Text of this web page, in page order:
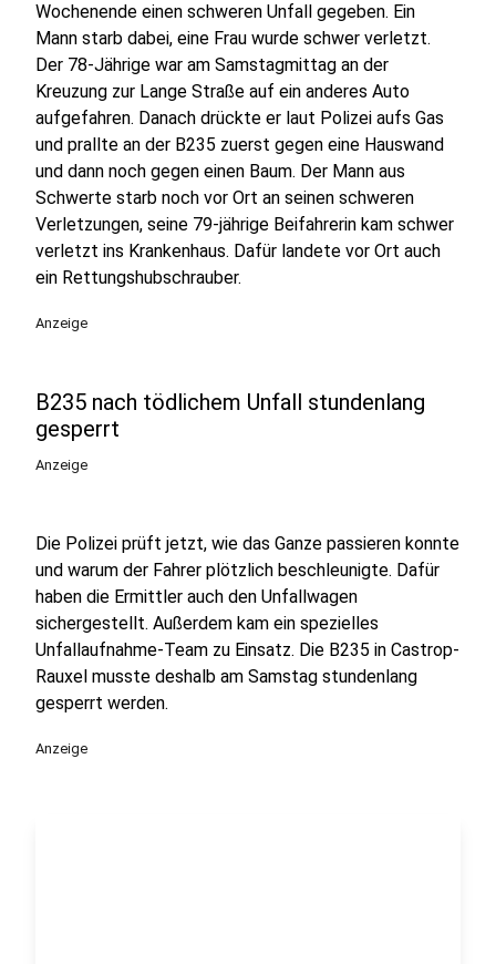
Wochenende einen schweren Unfall gegeben. Ein
Mann starb dabei, eine Frau wurde schwer verletzt.
Der 78-Jährige war am Samstagmittag an der
Kreuzung zur Lange Straße auf ein anderes Auto
aufgefahren. Danach drückte er laut Polizei aufs Gas
und prallte an der B235 zuerst gegen eine Hauswand
und dann noch gegen einen Baum. Der Mann aus
Schwerte starb noch vor Ort an seinen schweren
Verletzungen, seine 79-jährige Beifahrerin kam schwer
verletzt ins Krankenhaus. Dafür landete vor Ort auch
ein Rettungshubschrauber.
Anzeige
B235 nach tödlichem Unfall stundenlang
gesperrt
Anzeige
Die Polizei prüft jetzt, wie das Ganze passieren konnte
und warum der Fahrer plötzlich beschleunigte. Dafür
haben die Ermittler auch den Unfallwagen
sichergestellt. Außerdem kam ein spezielles
Unfallaufnahme-Team zu Einsatz. Die B235 in Castrop-
Rauxel musste deshalb am Samstag stundenlang
gesperrt werden.
Anzeige